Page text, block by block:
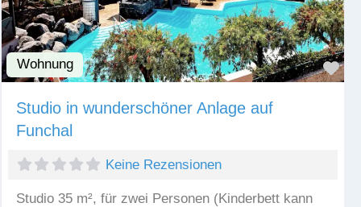
Wohnung
Studio in wunderschöner Anlage auf
Funchal
Keine Rezensionen
Studio 35 m², für zwei Personen (Kinderbett kann